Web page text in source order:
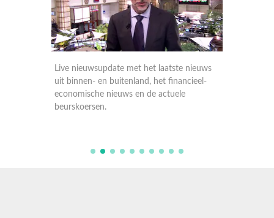
Live nieuwsupdate met het laatste nieuws
uit binnen- en buitenland, het financieel-
economische nieuws en de actuele
beurskoersen.